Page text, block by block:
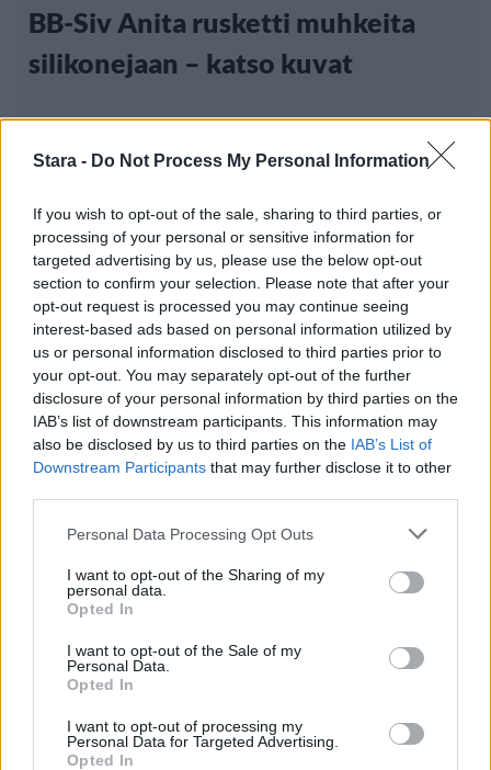
Stara - Do Not Process My Personal Information
If you wish to opt-out of the sale, sharing to third parties, or
processing of your personal or sensitive information for
targeted advertising by us, please use the below opt-out
section to confirm your selection. Please note that after your
opt-out request is processed you may continue seeing
interest-based ads based on personal information utilized by
us or personal information disclosed to third parties prior to
your opt-out. You may separately opt-out of the further
disclosure of your personal information by third parties on the
IAB’s list of downstream participants. This information may
also be disclosed by us to third parties on the IAB’s List of
Downstream Participants that may further disclose it to other
Personal Data Processing Opt Outs
I want to opt-out of the Sharing of my
personal data.
Opted In
I want to opt-out of the Sale of my
Personal Data.
Opted In
I want to opt-out of processing my
Personal Data for Targeted Advertising.
Opted In
BB-Siv Anita rusketti muhkeita
silikonejaan – katso kuvat
Big Brother
24.10.2011, 19:00
Suomen BB-asukkaat nolasivat
itsensä